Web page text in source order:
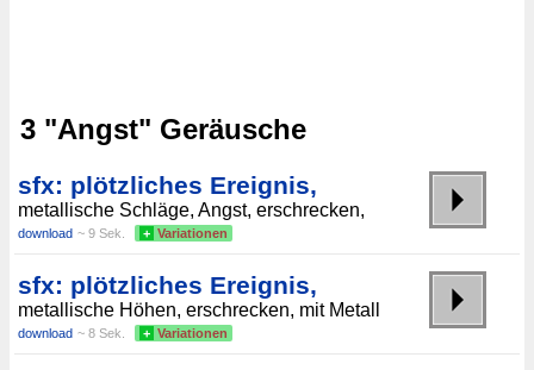
3 "Angst" Geräusche
sfx: plötzliches Ereignis,
metallische Schläge, Angst, erschrecken,
download ~ 9 Sek. + Variationen
sfx: plötzliches Ereignis,
metallische Höhen, erschrecken, mit Metall
download ~ 8 Sek. + Variationen